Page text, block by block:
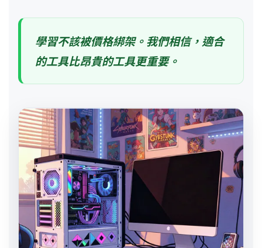
學習不該被價格綁架。我們相信，適合
的工具比昂貴的工具更重要。